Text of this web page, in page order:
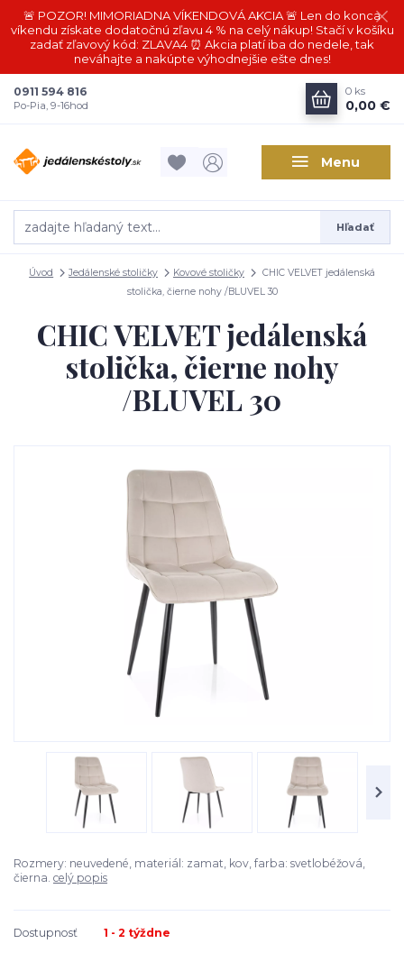
🚨 POZOR! MIMORIADNA VÍKENDOVÁ AKCIA 🚨 Len do konca
víkendu získate dodatočnú zľavu 4 % na celý nákup! Stačí v košíku
zadať zľavový kód: ZLAVA4 ⏰ Akcia platí iba do nedele, tak
neváhajte a nakúpte výhodnejšie ešte dnes!
Menu
Hľadať
0911 594 816
Po-Pia, 9-16hod
0 ks
0,00 €
Úvod Jedálenské stoličky Kovové stoličky
CHIC VELVET jedálenská
stolička, čierne nohy /BLUVEL 30
CHIC VELVET jedálenská
stolička, čierne nohy
/BLUVEL 30
Rozmery: neuvedené, materiál: zamat, kov, farba: svetlobéžová,
čierna. celý popis
Dostupnosť 1 - 2 týždne